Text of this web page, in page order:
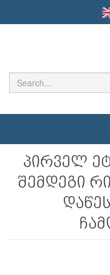
პირველ
შემდეგი